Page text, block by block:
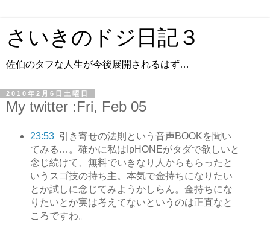
さいきのドジ日記３
佐伯のタフな人生が今後展開されるはず…
2010年2月6日土曜日
My twitter :Fri, Feb 05
23:53 引き寄せの法則という音声BOOKを聞い
てみる…。確かに私はIpHONEがタダで欲しいと
念じ続けて、無料でいきなり人からもらったと
いうスゴ技の持ち主。本気で金持ちになりたい
とか試しに念じてみようかしらん。金持ちにな
りたいとか実は考えてないというのは正直なと
ころですわ。